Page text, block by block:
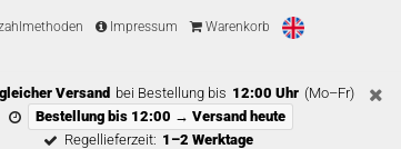
Impressum Warenkorb
Versand bei Bestellung bis 12:00 Uhr (Mo–Fr)
Bestellung bis 12:00 → Versand heute
Regellieferzeit: 1–2 Werktage